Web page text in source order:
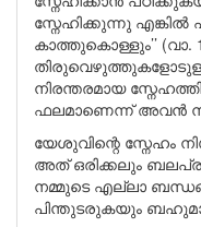
സ്നേഹിക്കുന്നു
കാത്തുകൊള്ളും’’
നിരന്തരമായ
ഫലമാണെന്ന് അവൻ
യേശുവിന്റെ സ്നേഹം
അത് ഒരിക്കലും
നമ്മുടെ എല്ലാ
പിന്തുടരുകയും